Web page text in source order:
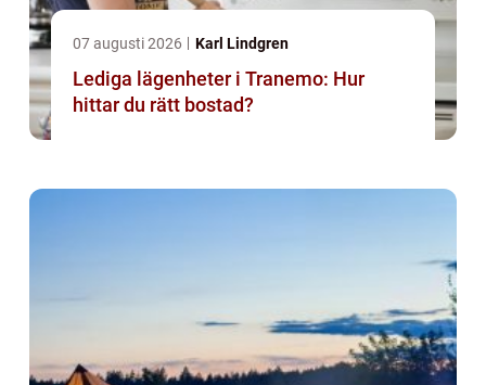
07 augusti 2026 Karl Lindgren
Lediga lägenheter i Tranemo: Hur
hittar du rätt bostad?